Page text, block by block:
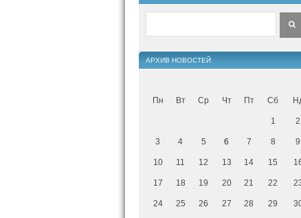
АРХИВ НОВОСТЕЙ
Пн Вт Ср Чт Пт Сб
1 2
3 4 5 6 7 8 9
10 11 12 13 14 15
17 18 19 20 21 22
24 25 26 27 28 29